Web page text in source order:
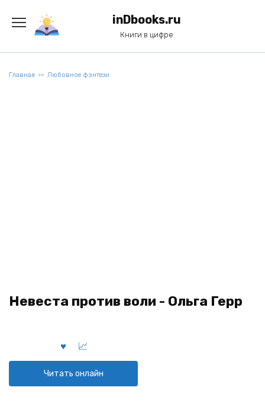
содержанию
inDbooks.ru
Книги в цифре
Главная Любовное фэнтези
Невеста против воли - Ольга Герр
Читать онлайн